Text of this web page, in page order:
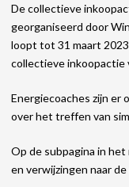
De collectieve
georganiseerd door
loopt tot 31 maart
collectieve inkoopactie
Energiecoaches zijn er
over het treffen van
Op de subpagina in
en verwijzingen naar